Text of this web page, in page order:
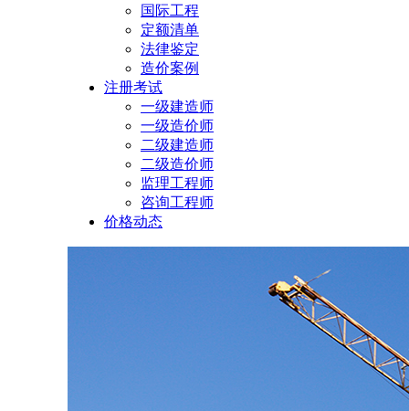
国际工程
定额清单
法律鉴定
造价案例
注册考试
一级建造师
一级造价师
二级建造师
二级造价师
监理工程师
咨询工程师
价格动态